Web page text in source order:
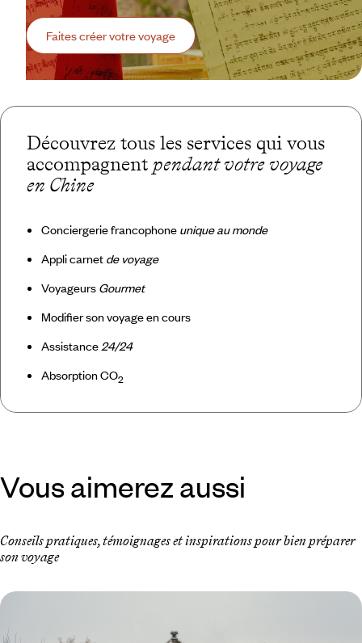
Faites créer votre voyage
Découvrez tous les services qui vous
accompagnent pendant votre voyage
en Chine
Conciergerie francophone unique au monde
Appli carnet de voyage
Voyageurs Gourmet
Modifier son voyage en cours
Assistance24/24
Absorption CO2
Vous aimerez aussi
Conseils pratiques, témoignages et inspirations pour bien préparer
son voyage